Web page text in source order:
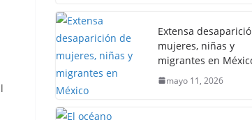
Extensa
mujeres, niñas y
migrantes en
mayo 11, 2026